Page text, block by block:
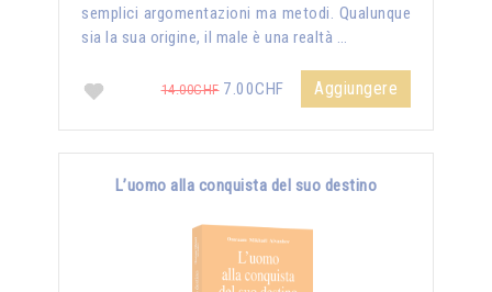
semplici argomentazioni ma metodi. Qualunque
sia la sua origine, il male è una realtà …
14.00CHF7.00CHF Aggiungere
L’uomo alla conquista del suo destino